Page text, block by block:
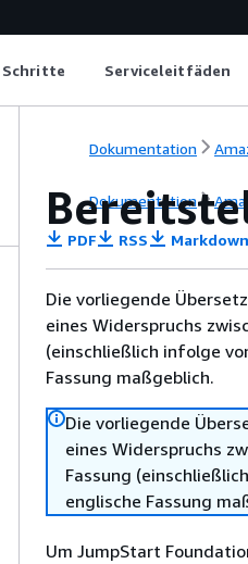
Schritte Serviceleitfäden
Dokumentation
Dokumentation
PDF RSS Markdown
Die vorliegende
eines Widerspruchs
(einschließlich infolge
Fassung maßgeblich.
Die vorliegende
eines Widerspruchs
Fassung
englische Fassung
Um JumpStart